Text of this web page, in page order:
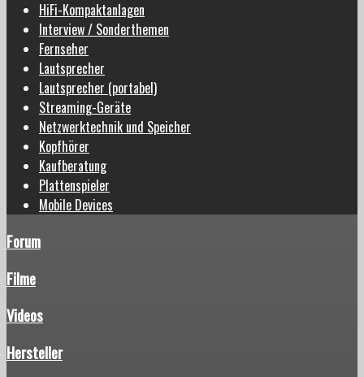
HiFi-Kompaktanlagen
Interview / Sonderthemen
Fernseher
Lautsprecher
Lautsprecher (portabel)
Streaming-Geräte
Netzwerktechnik und Speicher
Kopfhörer
Kaufberatung
Plattenspieler
Mobile Devices
Forum
Filme
Videos
Hersteller